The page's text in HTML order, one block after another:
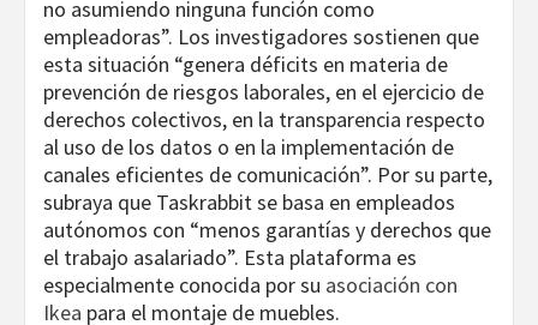
no asumiendo ninguna función como
empleadoras”. Los investigadores sostienen que
esta situación “genera déficits en materia de
prevención de riesgos laborales, en el ejercicio de
derechos colectivos, en la transparencia respecto
al uso de los datos o en la implementación de
canales eficientes de comunicación”. Por su parte,
subraya que Taskrabbit se basa en empleados
autónomos con “menos garantías y derechos que
el trabajo asalariado”. Esta plataforma es
especialmente conocida por su asociación con
Ikea para el montaje de muebles.